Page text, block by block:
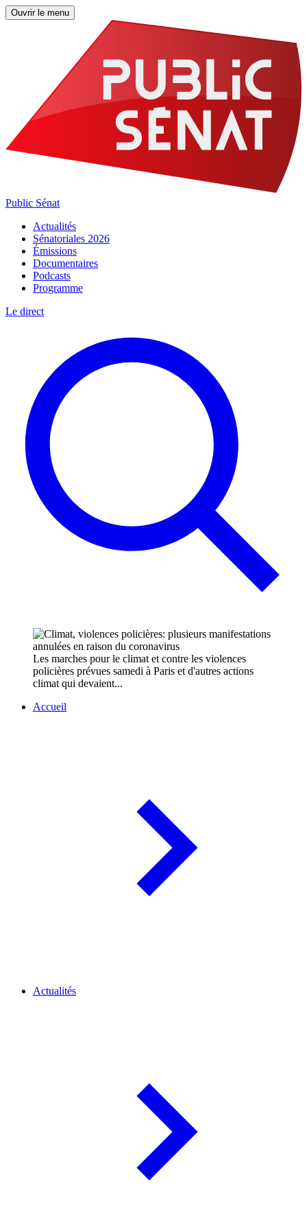
Ouvrir le menu
Public Sénat
Actualités
Sénatoriales 2026
Émissions
Documentaires
Podcasts
Programme
Le direct
Les marches pour le climat et contre les violences
policières prévues samedi à Paris et d'autres actions
climat qui devaient...
Accueil
Actualités